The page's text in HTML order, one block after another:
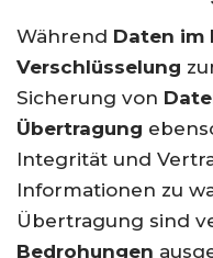
Während Daten im
Verschlüsselung
Sicherung von
Übertragung
Integrität und
Informationen zu
Übertragung sind
Bedrohungen